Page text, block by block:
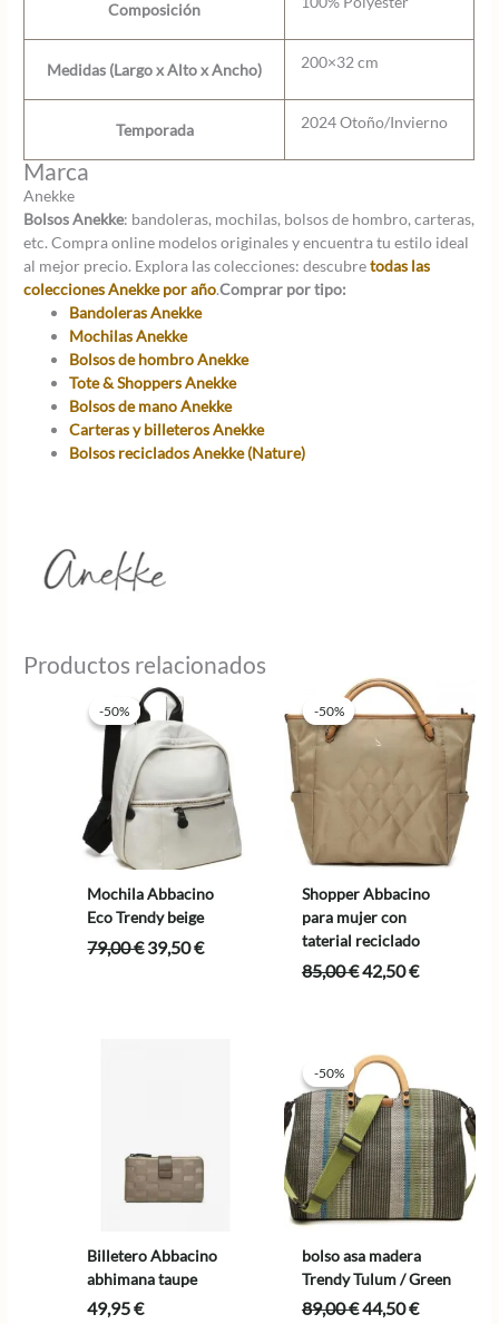
Composición
Medidas (Largo x Alto x Ancho) 200×32 cm
Temporada 2024 Otoño/Invierno
Marca
Anekke
Bolsos Anekke: bandoleras, mochilas, bolsos de hombro, carteras,
etc. Compra online modelos originales y encuentra tu estilo ideal
al mejor precio. Explora las colecciones: descubretodas las
colecciones Anekke por año.Comprar por tipo:
Bandoleras Anekke
Mochilas Anekke
Bolsos de hombro Anekke
Tote & Shoppers Anekke
Bolsos de mano Anekke
Carteras y billeteros Anekke
Bolsos reciclados Anekke (Nature)
Productos relacionados
-50%
-50%
Mochila Abbacino
Eco Trendy beige
79,00€El
39,50€El
-50%
-50%
Shopper Abbacino
para mujer con
taterial reciclado
85,00€El
85,00 €.
42,50€El
Billetero Abbacino
abhimana taupe
49,95€
-50%
-50%
bolso asa madera
Trendy Tulum / Green
89,00€El
44,50€El